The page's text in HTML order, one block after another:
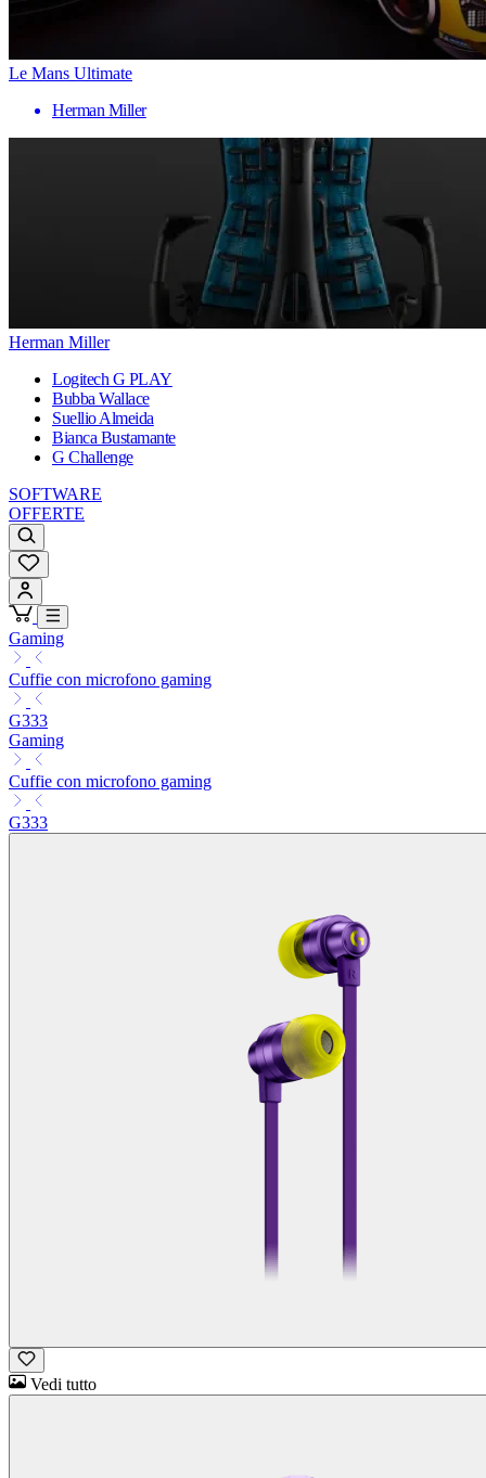
Le Mans Ultimate
Herman Miller
Herman Miller
Logitech G PLAY
Bubba Wallace
Suellio Almeida
Bianca Bustamante
G Challenge
SOFTWARE
OFFERTE
Gaming
Cuffie con microfono gaming
G333
Gaming
Cuffie con microfono gaming
G333
Vedi tutto